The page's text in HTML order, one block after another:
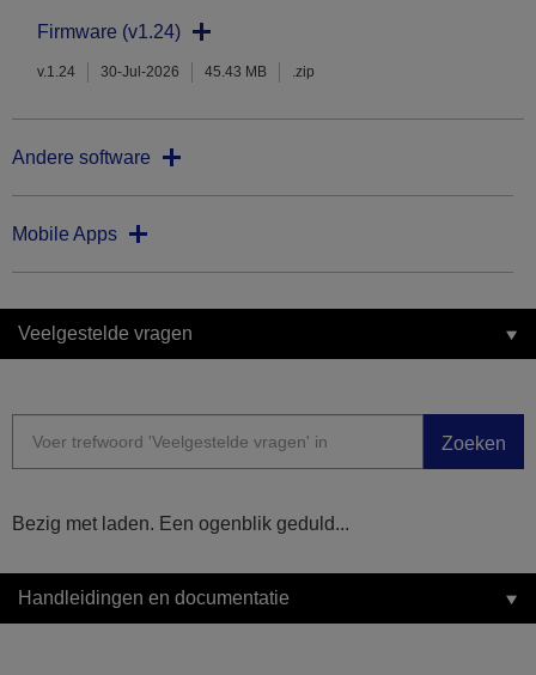
Firmware (v1.24)
v.1.24 30-Jul-2026 45.43 MB .zip
Andere software
Mobile Apps
Veelgestelde vragen
Zoeken
Bezig met laden. Een ogenblik geduld...
Handleidingen en documentatie